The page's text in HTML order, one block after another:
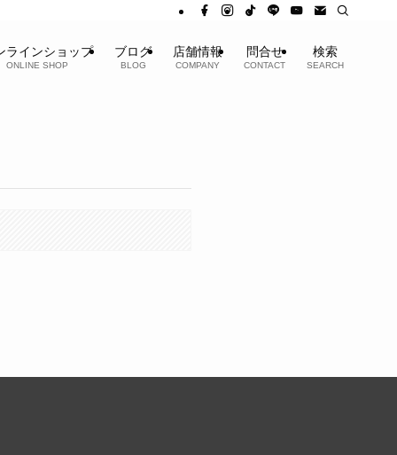
ラインショップ
ONLINE SHOP
ブログ
BLOG
店舗情報
COMPANY
問合せ
CONTACT
検索
SEARCH